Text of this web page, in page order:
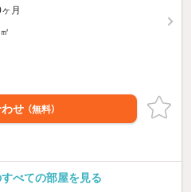
月
せ （無料）
べての部屋を見る